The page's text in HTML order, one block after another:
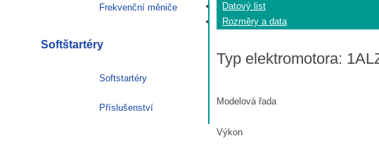
Datový list
Rozměry a data
Typ elektromotora:
Modelová řada
Výkon
Frekvenční měniče
Softštartéry
Softstartéry
Příslušenství